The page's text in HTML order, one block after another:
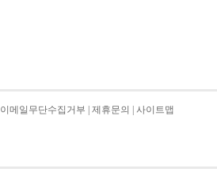
이메일무단수집거부 제휴문의 사이트맵